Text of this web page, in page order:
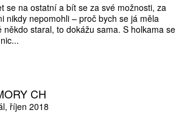
se na ostatní a bít se za své možnosti, za
nikdy nepomohli – proč bych se já měla
staral, to dokážu sama. S holkama se
CH
říjen 2018